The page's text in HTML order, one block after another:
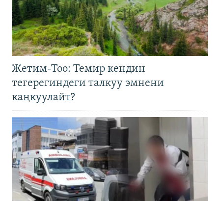
Жетим-Тоо: Темир кендин
тегерегиндеги талкуу эмнени
каңкуулайт?